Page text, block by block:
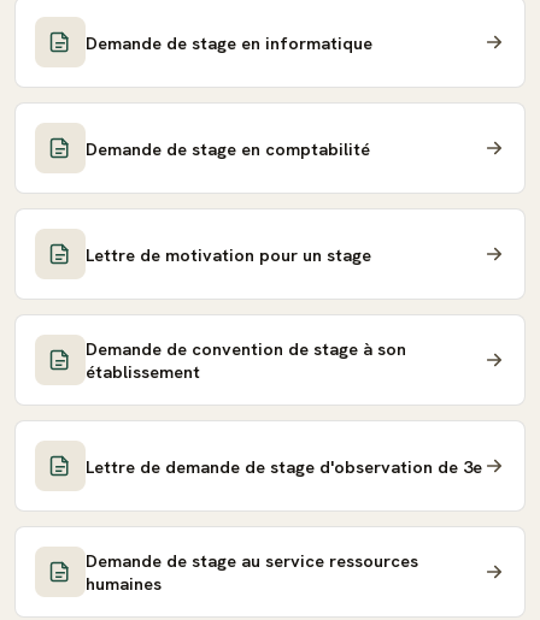
Demande de stage en informatique
Demande de stage en comptabilité
Lettre de motivation pour un stage
Demande de convention de stage à son
établissement
Lettre de demande de stage d'observation de 3e
Demande de stage au service ressources
humaines